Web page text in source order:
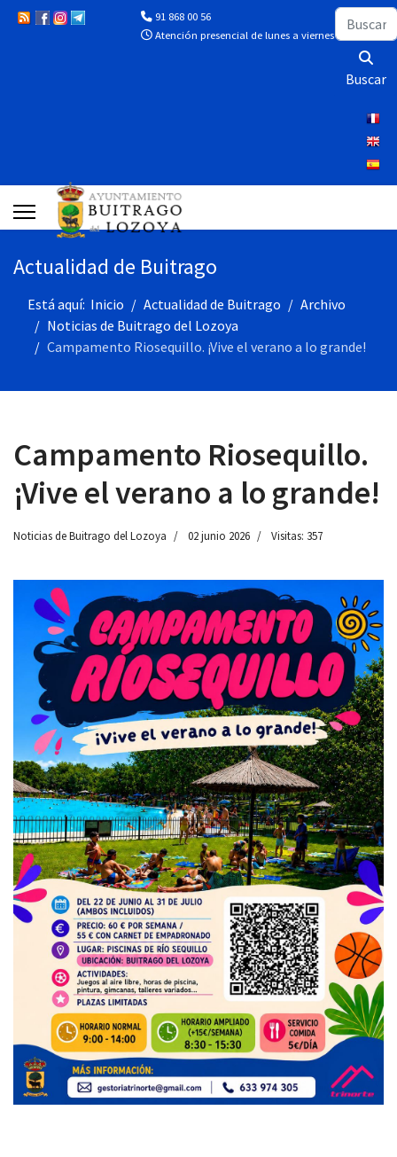
91 868 00 56
Atención presencial de lunes a viernes de 10:00 a
Buscar
Buscar
Actualidad de Buitrago
Está aquí: Inicio Actualidad de Buitrago
Archivo
Noticias de Buitrago del Lozoya
Campamento Riosequillo. ¡Vive el verano a lo grande!
Campamento Riosequillo.
¡Vive el verano a lo grande!
Noticias de Buitrago del Lozoya 02 junio 2026 Visitas: 357